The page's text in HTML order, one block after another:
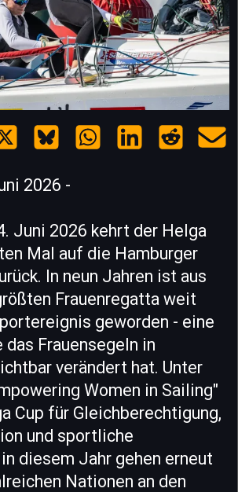
2026 -
Juni 2026 kehrt der Helga
Mal auf die Hamburger
In neun Jahren ist aus
Frauenregatta weit
geworden - eine
das Frauensegeln in
verändert hat. Unter
Women in Sailing"
Cup für Gleichberechtigung,
und sportliche
diesem Jahr gehen erneut
Nationen an den